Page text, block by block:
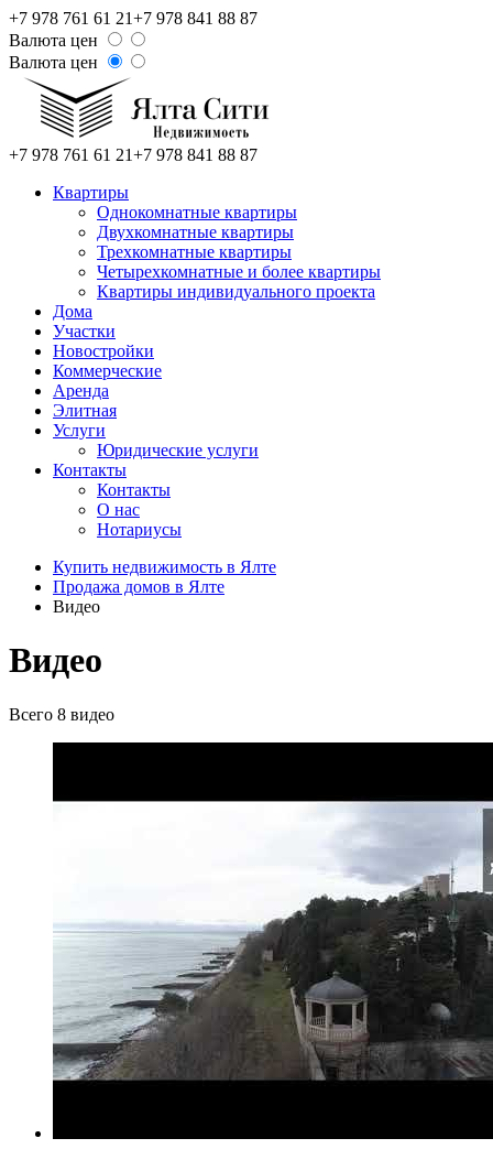
+7 978 761 61 21+7 978 841 88 87
Валюта цен
Валюта цен
+7 978 761 61 21+7 978 841 88 87
Квартиры
Однокомнатные квартиры
Двухкомнатные квартиры
Трехкомнатные квартиры
Четырехкомнатные и более квартиры
Квартиры индивидуального проекта
Дома
Участки
Новостройки
Коммерческие
Аренда
Элитная
Услуги
Юридические услуги
Контакты
Контакты
О нас
Нотариусы
Купить недвижимость в Ялте
Продажа домов в Ялте
Видео
Видео
Всего 8 видео